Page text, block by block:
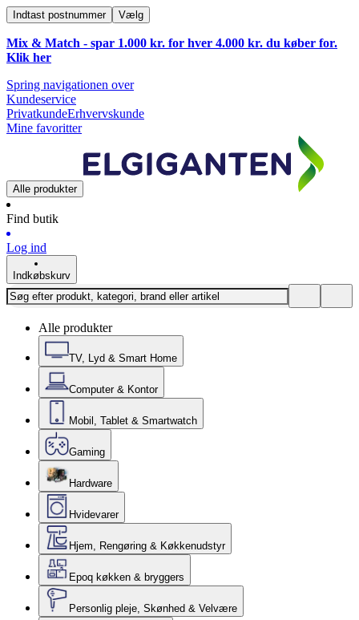
Indtast postnummer Vælg
Mix & Match - spar 1.000 kr. for hver 4.000 kr. du køber for.
Klik her
Spring navigationen over
Kundeservice
PrivatkundeErhvervskunde
Mine favoritter
Alle produkter
Find butik
Log ind
Indkøbskurv
Alle produkter
TV, Lyd & Smart Home
Computer & Kontor
Mobil, Tablet & Smartwatch
Gaming
Hardware
Hvidevarer
Hjem, Rengøring & Køkkenudstyr
Epoq køkken & bryggers
Personlig pleje, Skønhed & Velvære